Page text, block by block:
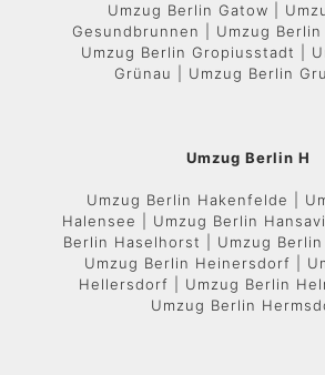
Umzug Berlin Gatow |
Gesundbrunnen | Umzug Berlin
Umzug Berlin Gropiusstadt |
Grünau | Umzug Berlin
Umzug Berlin H
Umzug Berlin Hakenfelde |
Halensee | Umzug Berlin
Berlin Haselhorst | Umzug Berlin
Umzug Berlin Heinersdorf |
Hellersdorf | Umzug Berlin
Umzug Berlin